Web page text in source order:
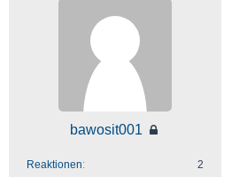
bawosit001
Reaktionen
2